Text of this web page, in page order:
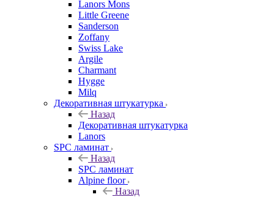
Lanors Mons
Little Greene
Sanderson
Zoffany
Swiss Lake
Argile
Charmant
Hygge
Milq
Декоративная штукатурка
Назад
Декоративная штукатурка
Lanors
SPC ламинат
Назад
SPC ламинат
Alpine floor
Назад